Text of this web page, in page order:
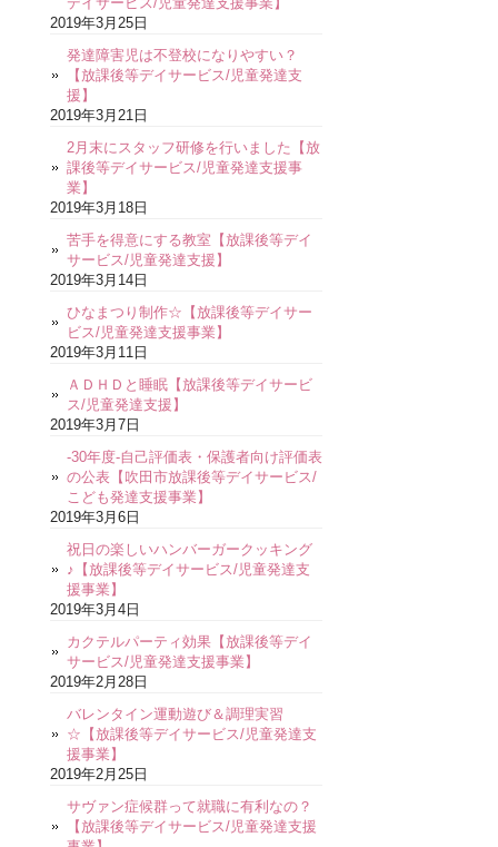
2019年3月25日
発達障害児は不登校になりやすい？
【放課後等デイサービス/児童発達支
援】
2019年3月21日
2月末にスタッフ研修を行いました【放
課後等デイサービス/児童発達支援事
業】
2019年3月18日
苦手を得意にする教室【放課後等デイ
サービス/児童発達支援】
2019年3月14日
ひなまつり制作☆【放課後等デイサー
ビス/児童発達支援事業】
2019年3月11日
ＡＤＨＤと睡眠【放課後等デイサービ
ス/児童発達支援】
2019年3月7日
-30年度-自己評価表・保護者向け評価表
の公表【吹田市放課後等デイサービス/
こども発達支援事業】
2019年3月6日
祝日の楽しいハンバーガークッキング
♪【放課後等デイサービス/児童発達支
援事業】
2019年3月4日
カクテルパーティ効果【放課後等デイ
サービス/児童発達支援事業】
2019年2月28日
バレンタイン運動遊び＆調理実習
☆【放課後等デイサービス/児童発達支
援事業】
2019年2月25日
サヴァン症候群って就職に有利なの？
【放課後等デイサービス/児童発達支援